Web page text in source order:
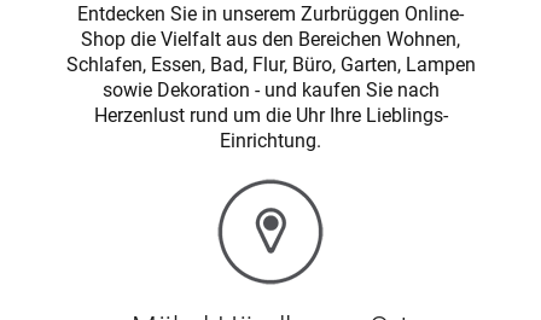
Entdecken Sie in unserem Zurbrüggen Online-
Shop die Vielfalt aus den Bereichen Wohnen,
Schlafen, Essen, Bad, Flur, Büro, Garten, Lampen
sowie Dekoration - und kaufen Sie nach
Herzenlust rund um die Uhr Ihre Lieblings-
Einrichtung.